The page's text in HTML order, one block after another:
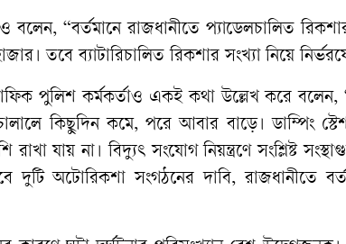
বলেন, “বর্তমানে রাজধানীতে প্যাডেলচালিত
তবে ব্যাটারিচালিত রিকশার সংখ্যা নিয়ে
পুলিশ কর্মকর্তাও একই কথা উল্লেখ করে বলেন,
কিছুদিন কমে, পরে আবার বাড়ে। ডাম্পিং
রাখা যায় না। বিদ্যুৎ সংযোগ নিয়ন্ত্রণে সংশ্লিষ্ট
দুটি অটোরিকশা সংগঠনের দাবি, রাজধানীতে